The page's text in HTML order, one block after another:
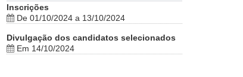
Inscrições
De 01/10/2024 a 13/10/2024
Divulgação dos candidatos selecionados
Em 14/10/2024